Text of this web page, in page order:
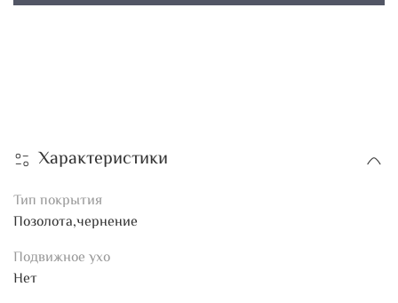
Характеристики
Тип покрытия
Позолота,чернение
Подвижное ухо
Нет